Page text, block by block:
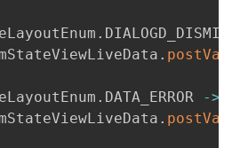
.
.
. DATA_ERROR ->
.